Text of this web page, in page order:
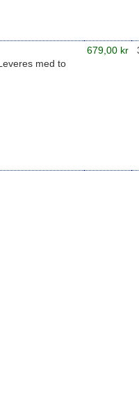
med to
679,00 kr